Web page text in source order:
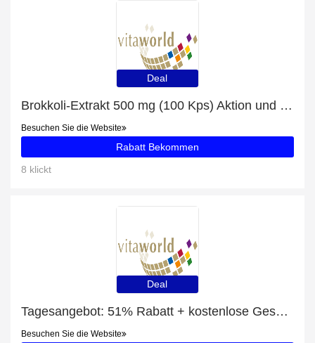
Deal
Brokkoli-Extrakt 500 mg (100 Kps) Aktion und 9% Rabatt Ausverkauf
Besuchen Sie die Website
Rabatt Bekommen
8 klickt
Deal
Tagesangebot: 51% Rabatt + kostenlose Geschenke und Curcuma 500 mg 5er Pack (600 Kps) Rabatt
Besuchen Sie die Website